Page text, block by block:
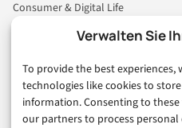
Verwalten Sie
To provide the best experiences,
technologies like cookies to
information. Consenting to
our partners to process
Consumer & Digital Life
Business & Karriere
Sicherheit & Recht
Digitalisierung